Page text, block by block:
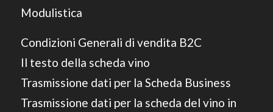
Modulistica
Condizioni Generali di vendita B2C
Il testo della scheda vino
Trasmissione dati per la Scheda Business
Trasmissione dati per la scheda del vino in